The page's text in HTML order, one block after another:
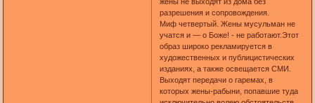
разрешения и сопровождения.
Миф четвертый. Жены мусульман не
учатся и — о Боже! - не работают.Этот
образ широко рекламируется в
художественных и публицистических
изданиях, а также освещается СМИ.
Выходят передачи о гаремах, в
которых жены-рабыни, попавшие туда